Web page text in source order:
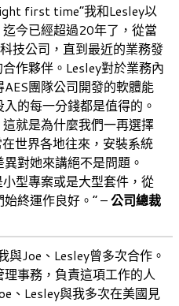
“我和Lesley以
今已經超過20年了，從當
技公司，直到最近的業務發
作夥伴。Lesley對於業務內
團隊公司開發的軟體能
的每一分錢都是值得的。
就是為什麼我們一再選擇
世界各地往來，安裝系統
對她來講絕不是問題。
型專案或是大型套件，從
終運作良好。” –公司總裁
與Joe、Lesley曾多次合作。
事務，負責這項工作的人
、Lesley與我多次在美國見